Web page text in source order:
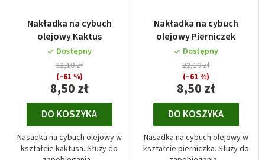
Nakładka na cybuch
olejowy Kaktus
Dostępny
8,50 zł
22,10 zł
(–61 %)
DO KOSZYKA
Nasadka na cybuch olejowy w
kształcie kaktusa. Służy do
Nakładka na cybuch
olejowy Pierniczek
Dostępny
8,50 zł
22,10 zł
(–61 %)
DO KOSZYKA
Nasadka na cybuch olejowy w
kształcie pierniczka. Służy do